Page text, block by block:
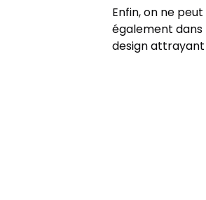
Enfin, on ne
également
design attrayant